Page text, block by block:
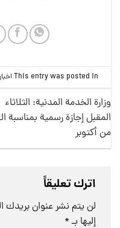
This entry was posted in
وزارة الخدمة المدنية: الثلاثاء
من أكتوبر
اترك تعليقاً
لن يتم نشر عنوان بريدك
إليها بـ *